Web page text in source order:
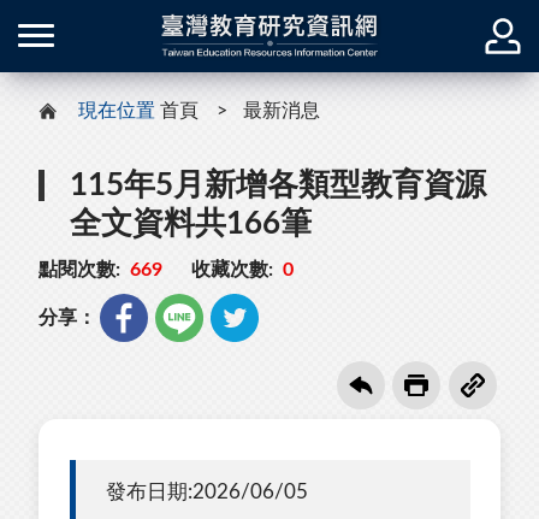
現在位置 首頁 最新消息
115年5月新增各類型教育資源
全文資料共166筆
點閱次數: 669 收藏次數: 0
分享：
發布日期:2026/06/05